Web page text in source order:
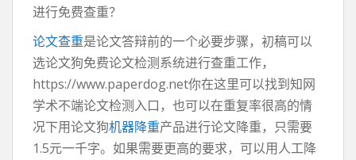
进行免费查重？
论文查重是论文答辩前的一个必要步骤，初稿可以
选论文狗免费论文检测系统进行查重工作，
https://www.paperdog.net你在这里可以找到知网
学术不端论文检测入口，也可以在重复率很高的情
况下用论文狗机器降重产品进行论文降重，只需要
1.5元一千字。如果需要更高的要求，可以用人工降